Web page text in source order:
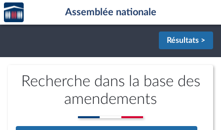
Aller au contenu
Aller en bas de la page
Accèder
à la
page
Assemblée nationale
Résultats >
Recherche dans la base des
amendements